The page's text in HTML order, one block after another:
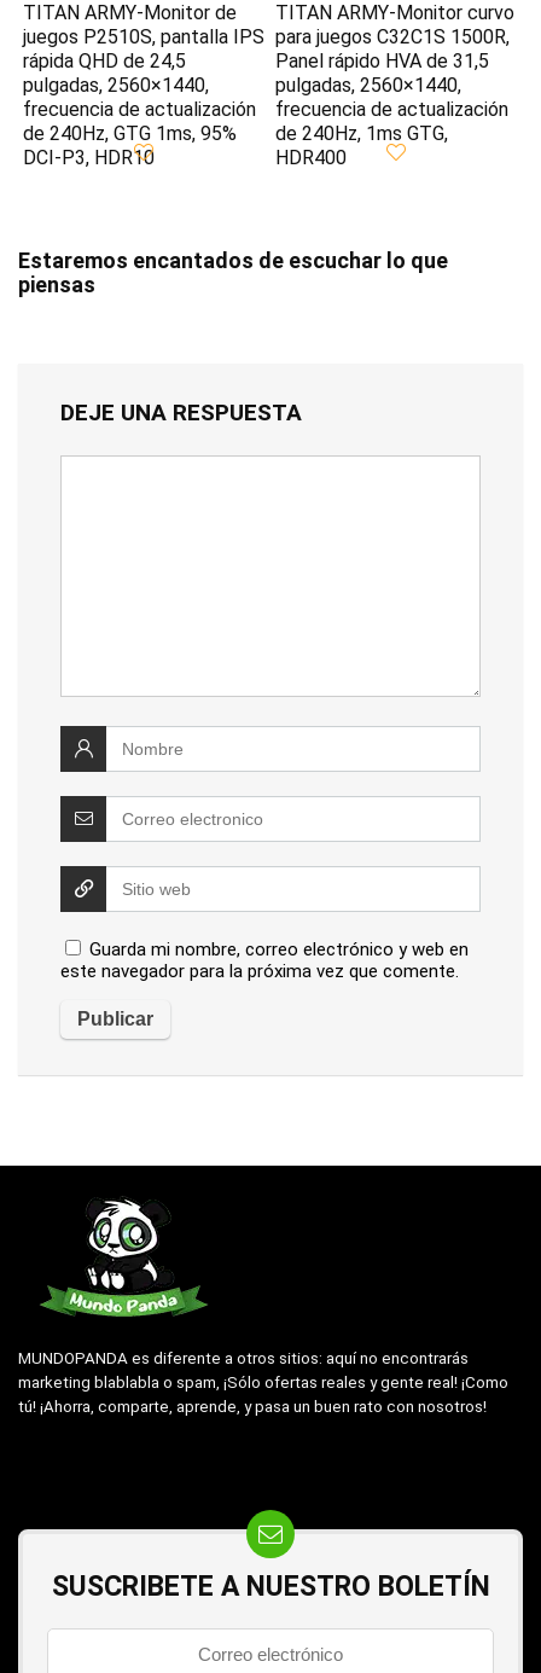
TITAN ARMY-Monitor de
juegos P2510S, pantalla IPS
rápida QHD de 24,5
pulgadas, 2560×1440,
frecuencia de actualización
de 240Hz, GTG 1ms, 95%
DCI-P3, HDR10
TITAN ARMY-Monitor curvo
para juegos C32C1S 1500R,
Panel rápido HVA de 31,5
pulgadas, 2560×1440,
frecuencia de actualización
de 240Hz, 1ms GTG,
HDR400
Estaremos encantados de escuchar lo que
piensas
DEJE UNA RESPUESTA
Guarda mi nombre, correo electrónico y web en
este navegador para la próxima vez que comente.
MUNDOPANDA es diferente a otros sitios: aquí no encontrarás
marketing blablabla o spam, ¡Sólo ofertas reales y gente real! ¡Como
tú! ¡Ahorra, comparte, aprende, y pasa un buen rato con nosotros!
SUSCRIBETE A NUESTRO BOLETÍN